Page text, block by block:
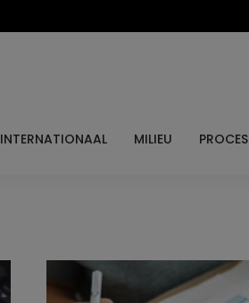
INTERNATIONAAL MILIEU PROCES